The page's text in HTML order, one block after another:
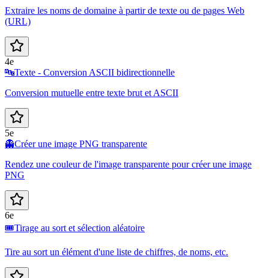
Extraire les noms de domaine à partir de texte ou de pages Web
(URL)
4e
🔤Texte - Conversion ASCII bidirectionnelle
Conversion mutuelle entre texte brut et ASCII
5e
👻Créer une image PNG transparente
Rendez une couleur de l'image transparente pour créer une image
PNG
6e
🎟️Tirage au sort et sélection aléatoire
Tire au sort un élément d'une liste de chiffres, de noms, etc.